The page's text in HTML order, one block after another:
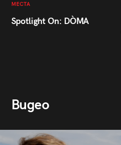
МЕСТА
Spotlight On: DÒMA
Видео